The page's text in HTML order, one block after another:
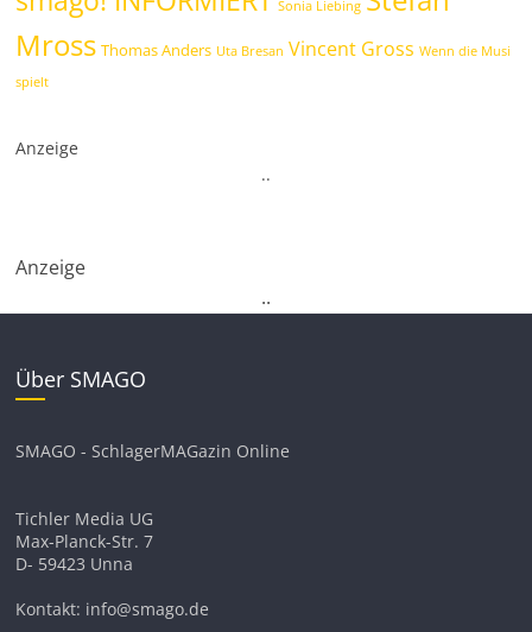
Sonia Liebing
Mross Thomas Anders Uta Bresan Vincent Gross Wenn die Musi
spielt
Anzeige
..
Anzeige
..
Über SMAGO
SMAGO - SchlagerMAGazin Online
Tichler Media UG
Max-Planck-Str. 7
D- 59423 Unna
Kontakt: info@smago.de